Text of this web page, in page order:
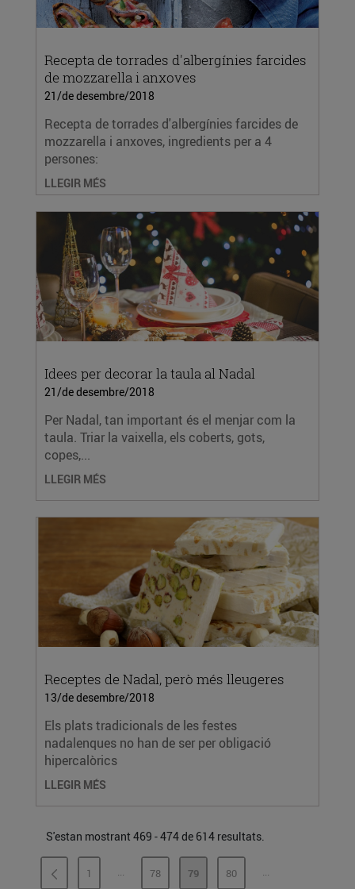
Recepta de torrades d'albergínies farcides
de mozzarella i anxoves
21/de desembre/2018
Recepta de torrades d'albergínies farcides de
mozzarella i anxoves, ingredients per a 4
persones:
LLEGIR MÉS
Idees per decorar la taula al Nadal
21/de desembre/2018
Per Nadal, tan important és el menjar com la
taula. Triar la vaixella, els coberts, gots,
copes,...
LLEGIR MÉS
Receptes de Nadal, però més lleugeres
13/de desembre/2018
Els plats tradicionals de les festes
nadalenques no han de ser per obligació
hipercalòrics
LLEGIR MÉS
S'estan mostrant 469 - 474 de 614 resultats.
PÀGINA
1 ...PÀGINES INTERMÈDIES
PÀGINA
78 PÀGINA
79 PÀGINA
80 ...PÀGINES